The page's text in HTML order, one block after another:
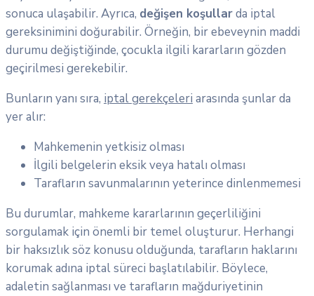
sonuca ulaşabilir. Ayrıca, değişen koşullarda iptal
gereksinimini doğurabilir. Örneğin, bir ebeveynin maddi
durumu değiştiğinde, çocukla ilgili kararların gözden
geçirilmesi gerekebilir.
Bunların yanı sıra, iptal gerekçeleri arasında şunlar da
yer alır:
Mahkemenin yetkisiz olması
İlgili belgelerin eksik veya hatalı olması
Tarafların savunmalarının yeterince dinlenmemesi
Bu durumlar, mahkeme kararlarının geçerliliğini
sorgulamak için önemli bir temel oluşturur. Herhangi
bir haksızlık söz konusu olduğunda, tarafların haklarını
korumak adına iptal süreci başlatılabilir. Böylece,
adaletin sağlanması ve tarafların mağduriyetinin